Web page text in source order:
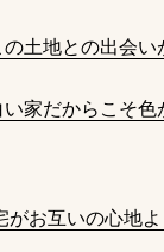
土地との出会い
家だからこそ色
がお互いの心地